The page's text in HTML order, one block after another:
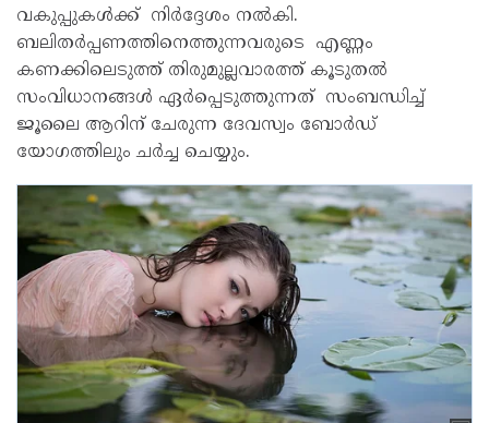
വകുപ്പുകൾക്ക് നിർദ്ദേശം നൽകി.
ബലിതർപ്പണത്തിനെത്തുന്നവരുടെ എണ്ണം
കണക്കിലെടുത്ത് തിരുമുല്ലവാരത്ത് കൂടുതൽ
സംവിധാനങ്ങൾ ഏർപ്പെടുത്തുന്നത് സംബന്ധിച്ച്
ജൂലൈ ആറിന് ചേരുന്ന ദേവസ്വം ബോർഡ്
യോഗത്തിലും ചർച്ച ചെയ്യും.